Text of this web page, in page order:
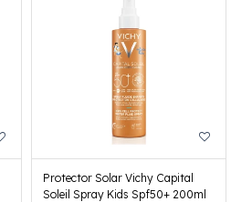
Protector Solar Vichy Capital
Soleil Spray Kids Spf50+ 200ml